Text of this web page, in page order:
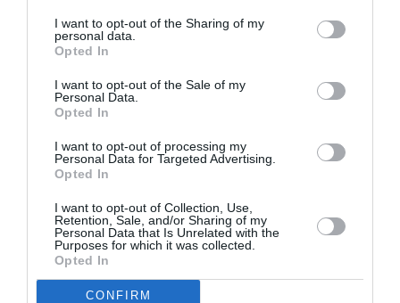
I want to opt-out of the Sharing of my
personal data.
Opted In
I want to opt-out of the Sale of my
Personal Data.
Opted In
I want to opt-out of processing my
Personal Data for Targeted Advertising.
Opted In
I want to opt-out of Collection, Use,
Retention, Sale, and/or Sharing of my
Personal Data that Is Unrelated with the
Purposes for which it was collected.
Opted In
CONFIRM
Ταυτότητα Εκδήλωσης
Ημερομηνία:
Από: 01/12/2019 Εως:
22/12/2019
Ώρα προσέλευσης: 30’ πριν την έναρξη της δράσης/
εργαστηρίου
Τοποθεσία:
«Μουσείο Κοτσανά Αρχαίας Ελληνικής Τεχνολογίας»,
Πινδάρου 6 & Ακαδημίας, Κολωνάκι, Αθήνα